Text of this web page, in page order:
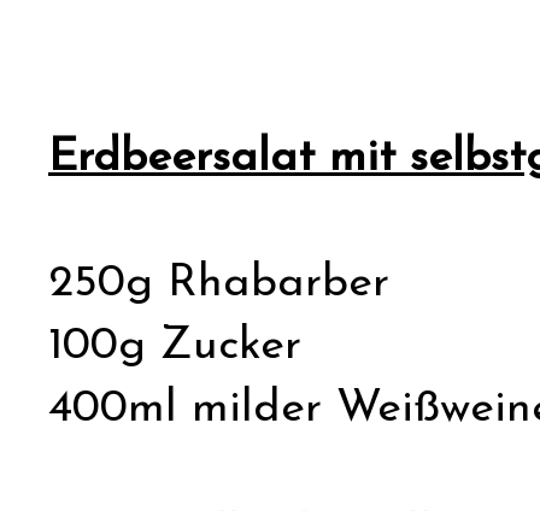
Erdbeersalat mit
250g Rhabarber
100g Zucker
400ml milder